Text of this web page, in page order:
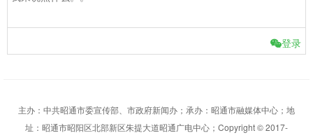
登录
主办：中共昭通市委宣传部、市政府新闻办；承办：昭通市融媒体中心；地
址：昭通市昭阳区北部新区朱提大道昭通广电中心；Copyright © 2017-